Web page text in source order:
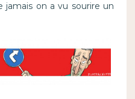
jamais on a vu sourire un